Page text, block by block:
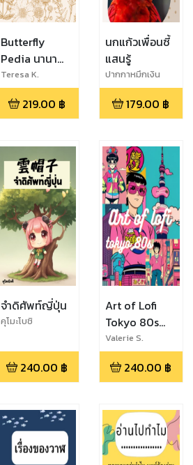
Butterfly
Pedia นานา
พันธุ์ผีเสื้อ
Teresa K.
Johnson
219.00 ฿
นกแก้วเพื่อนซี้
แสนรู้
ปากกาหมึกเงิน
179.00 ฿
จำดิศัพท์ญี่ปุ่น
คุโมะโบชิ
240.00 ฿
Art of Lofi
Tokyo 80s
อารท์บุ๊คโลไฟ
โตเกียวสไตล์
80s
Valerie S.
Brockman
240.00 ฿